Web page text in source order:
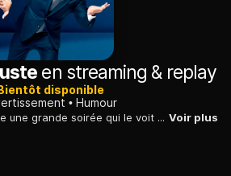
en streaming & replay
disponible
Humour
Camille Combal propose une grande soirée qui le voit s'incruster dans de nombreux programmes télévisés, avec la complicité des animateurs, ou donner la réplique aux plus grandes stars du cinéma. Voir plus